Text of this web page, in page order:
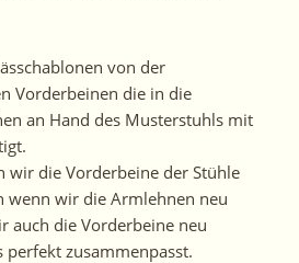
von der
Vorderbeinen die in die
an Hand des Musterstuhls mit
wir die Vorderbeine der Stühle
wenn wir die Armlehnen neu
auch die Vorderbeine neu
perfekt zusammenpasst.